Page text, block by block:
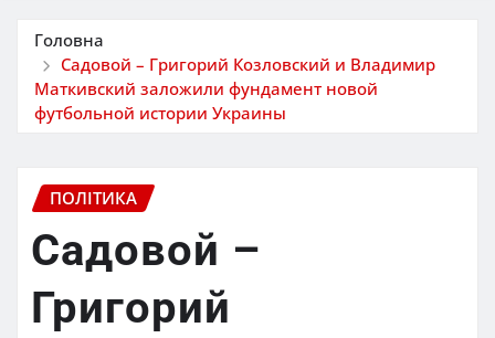
Головна
Садовой – Григорий Козловский и Владимир
Маткивский заложили фундамент новой
футбольной истории Украины
ПОЛІТИКА
Садовой –
Григорий